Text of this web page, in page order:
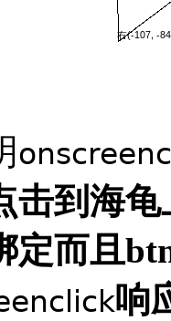
击到海龟
定而且
响